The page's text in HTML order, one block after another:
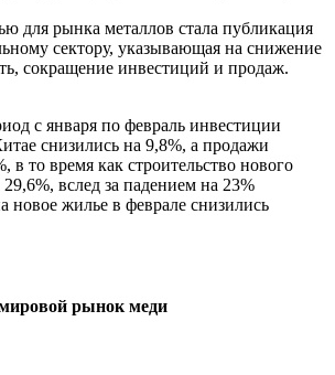
для рынка металлов стала публикация
сектору, указывающая на снижение
сокращение инвестиций и продаж.
с января по февраль инвестиции
снизились на 9,8%, а продажи
в то время как строительство нового
вслед за падением на 23%
новое жилье в феврале снизились
рынок меди